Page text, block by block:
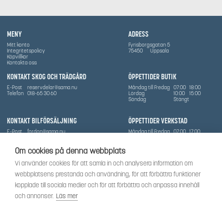
Om cookies på denna webbplats
Vi använder cookies för att samla in och analysera information om
webbplatsens prestanda och användning, för att förbättra funktioner
kopplade till sociala medier och för att förbättra och anpassa innehåll
och annonser. Läs mer
MENY
Mitt konto
Integritetspolicy
Köpvillkor
Kontakta oss
ÖPPETTIDER BUTIK
Måndag till Fredag 07:00 18:00
Lördag
10:00
15:00
Söndag
Stängt
ÖPPETTIDER VERKSTAD
Måndag till Fredag 07:00 17:00
ADRESS
Fyrisborgsgatan 5
75450
Uppsala
KONTAKT SKOG OCH TRÄDGÅRD
E-Post
reservdelar@sama.nu
Telefon 018-65 30 60
KONTAKT BILFÖRSÄLJNING
E-Post
fordon@sama.nu
Vi har sedan 1970-talet levererat skog-och trädgårdsprodukter till Uppsala med omnejd. Vi
har idag även ett brett utbud av dessa produkter samt BRP:s produktsortiment, gällande
Can-Am, Sea-Doo.
Vi är certifierad serviceverkstad.
SOCIALT